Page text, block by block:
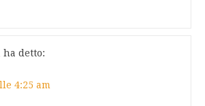
ha detto:
4:25 am